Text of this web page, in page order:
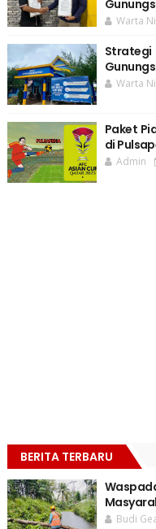
Warta
Warta
Paket
di
Admin
BERITA TERBARU
Budi